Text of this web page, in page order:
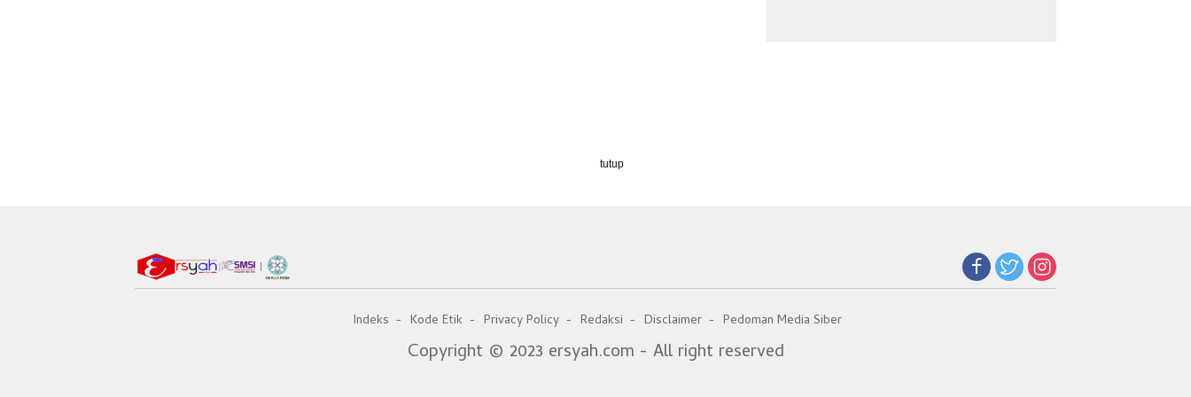
Indeks Kode Etik Privacy Policy Redaksi Disclaimer Pedoman Media Siber
Copyright © 2023 ersyah.com - All right reserved
tutup